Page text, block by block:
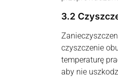
3.2
czyszczenie
temperaturę
aby nie